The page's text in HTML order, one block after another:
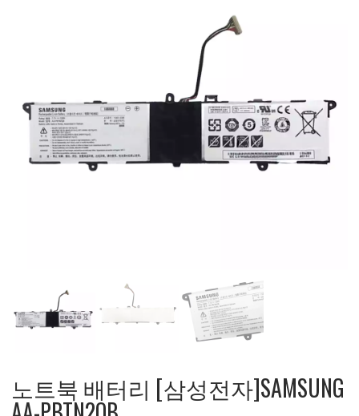
노트북 배터리 [삼성전자]SAMSUNG